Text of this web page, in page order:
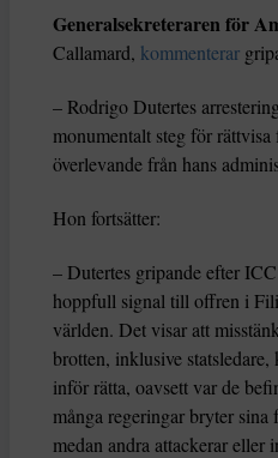
Generalsekreteraren för
Callamard, kommenterar
– Rodrigo Dutertes
monumentalt steg för
överlevande från hans
Hon fortsätter:
– Dutertes gripande efter
hoppfull signal till offren i
världen. Det visar att
brotten, inklusive
inför rätta, oavsett var de
många regeringar bryter
medan andra attackerar eller